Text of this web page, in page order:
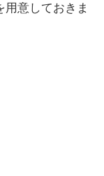
意しておきま